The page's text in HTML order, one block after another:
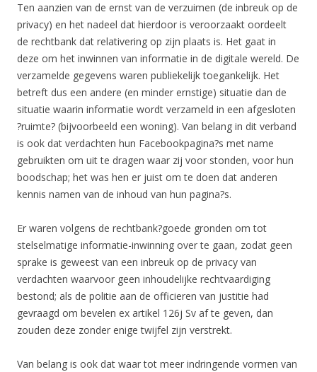
Ten aanzien van de ernst van de verzuimen (de inbreuk op de
privacy) en het nadeel dat hierdoor is veroorzaakt oordeelt
de rechtbank dat relativering op zijn plaats is. Het gaat in
deze om het inwinnen van informatie in de digitale wereld. De
verzamelde gegevens waren publiekelijk toegankelijk. Het
betreft dus een andere (en minder ernstige) situatie dan de
situatie waarin informatie wordt verzameld in een afgesloten
?ruimte? (bijvoorbeeld een woning). Van belang in dit verband
is ook dat verdachten hun Facebookpagina?s met name
gebruikten om uit te dragen waar zij voor stonden, voor hun
boodschap; het was hen er juist om te doen dat anderen
kennis namen van de inhoud van hun pagina?s.
Er waren volgens de rechtbank?goede gronden om tot
stelselmatige informatie-inwinning over te gaan, zodat geen
sprake is geweest van een inbreuk op de privacy van
verdachten waarvoor geen inhoudelijke rechtvaardiging
bestond; als de politie aan de officieren van justitie had
gevraagd om bevelen ex artikel 126j Sv af te geven, dan
zouden deze zonder enige twijfel zijn verstrekt.
Van belang is ook dat waar tot meer indringende vormen van